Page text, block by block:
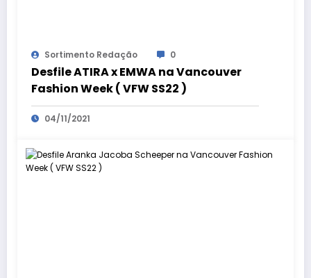
Sortimento Redação 0
Desfile ATIRA x EMWA na Vancouver
Fashion Week ( VFW SS22 )
04/11/2021